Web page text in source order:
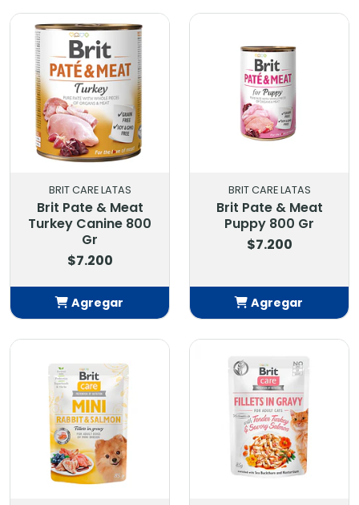
Añadido
Añadido
BRIT CARE LATAS
Brit Pate & Meat
Turkey Canine 800
Gr
$7.200
Agregar
BRIT CARE LATAS
Brit Pate & Meat
Puppy 800 Gr
$7.200
Agregar